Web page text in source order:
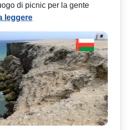
di picnic per la gente
leggere